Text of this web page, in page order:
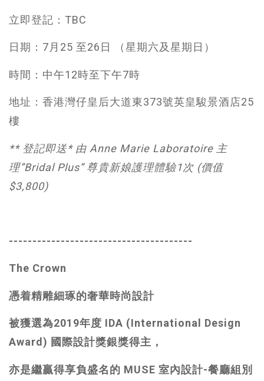
立即登記：TBC
日期：7月25 至26日 （星期六及星期日）
時間：中午12時至下午7時
地址：香港灣仔皇后大道東373號英皇駿景酒店25
樓
** 登記即送* 由 Anne Marie Laboratoire 主
理”Bridal Plus” 尊貴新娘護理體驗1次 (價值
$3,800)
---------------------------------------
The Crown
憑着精雕細琢的奢華時尚設計
被獲選為2019年度 IDA (International Design
Award) 國際設計獎銀獎得主，
亦是繼贏得享負盛名的 MUSE 室內設計-餐廳組別